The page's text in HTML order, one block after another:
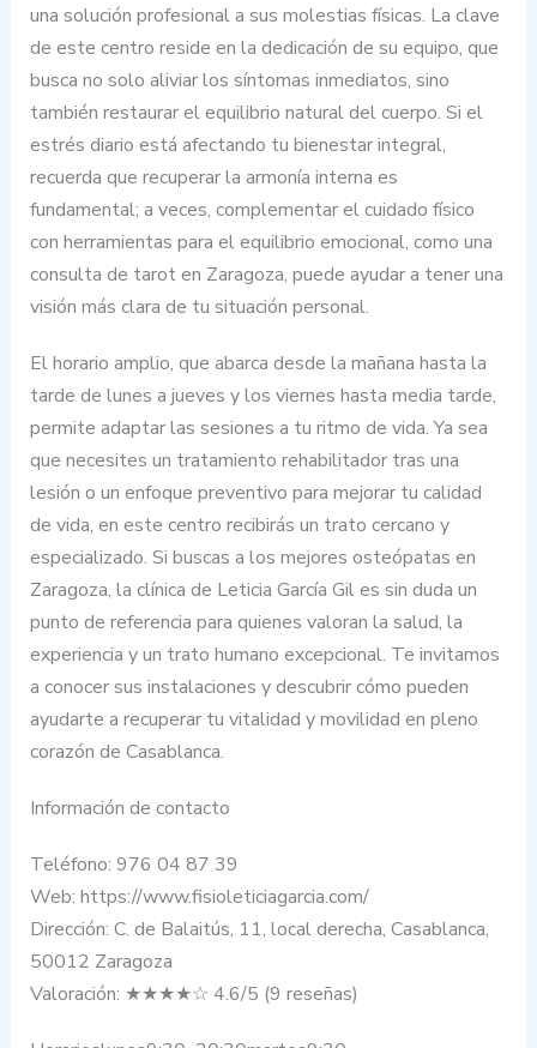
una solución profesional a sus molestias físicas. La clave
de este centro reside en la dedicación de su equipo, que
busca no solo aliviar los síntomas inmediatos, sino
también restaurar el equilibrio natural del cuerpo. Si el
estrés diario está afectando tu bienestar integral,
recuerda que recuperar la armonía interna es
fundamental; a veces, complementar el cuidado físico
con herramientas para el equilibrio emocional, como una
consulta de tarot en Zaragoza, puede ayudar a tener una
visión más clara de tu situación personal.
El horario amplio, que abarca desde la mañana hasta la
tarde de lunes a jueves y los viernes hasta media tarde,
permite adaptar las sesiones a tu ritmo de vida. Ya sea
que necesites un tratamiento rehabilitador tras una
lesión o un enfoque preventivo para mejorar tu calidad
de vida, en este centro recibirás un trato cercano y
especializado. Si buscas a los mejores osteópatas en
Zaragoza, la clínica de Leticia García Gil es sin duda un
punto de referencia para quienes valoran la salud, la
experiencia y un trato humano excepcional. Te invitamos
a conocer sus instalaciones y descubrir cómo pueden
ayudarte a recuperar tu vitalidad y movilidad en pleno
corazón de Casablanca.
Información de contacto
Teléfono: 976 04 87 39
Web: https://www.fisioleticiagarcia.com/
Dirección: C. de Balaitús, 11, local derecha, Casablanca,
50012 Zaragoza
Valoración: ★★★★☆ 4.6/5 (9 reseñas)